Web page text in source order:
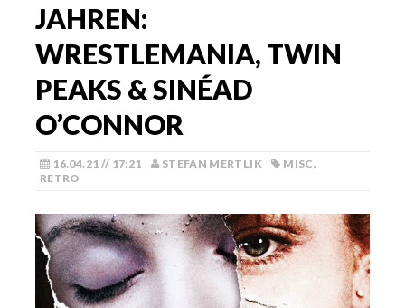
JAHREN:
WRESTLEMANIA, TWIN
PEAKS & SINÉAD
O’CONNOR
16.04.21 // 17:21 STEFAN MERTLIK MISC,
RETRO